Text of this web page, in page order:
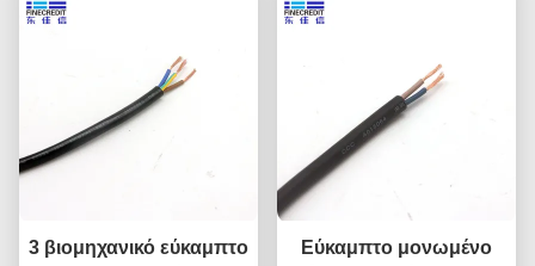
3 βιομηχανικό εύκαμπτο
Εύκαμπτο μονωμένο